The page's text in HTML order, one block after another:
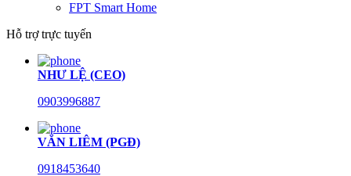
FPT Smart Home
Hỗ trợ trực tuyến
NHƯ LỆ (CEO)
0903996887
VĂN LIÊM (PGĐ)
0918453640